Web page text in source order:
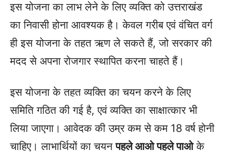
इस योजना का लाभ लेने के लिए व्यक्ति को उत्तराखंड
का निवासी होना आवश्यक है। केवल गरीब एवं वंचित वर्ग
ही इस योजना के तहत ऋण ले सकते हैं, जो सरकार की
मदद से अपना रोजगार स्थापित करना चाहते हैं।
इस योजना के तहत व्यक्ति का चयन करने के लिए
समिति गठित की गई है, एवं व्यक्ति का साक्षात्कार भी
लिया जाएगा। आवेदक की उम्र कम से कम 18 वर्ष होनी
चाहिए। लाभार्थियों का चयनपहले आओ पहले पाओके